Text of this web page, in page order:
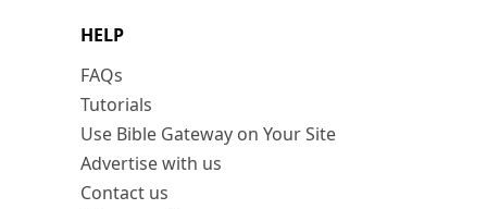
HELP
FAQs
Tutorials
Use Bible Gateway on Your Site
Advertise with us
Contact us